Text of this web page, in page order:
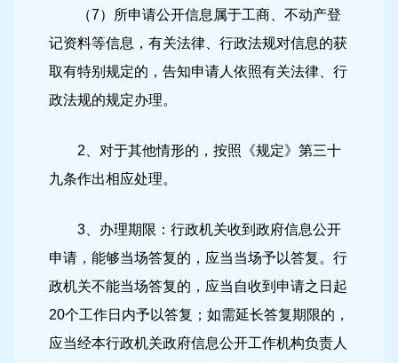
（7）所申请公开信息属于工商、不动产登
记资料等信息，有关法律、行政法规对信息的获
取有特别规定的，告知申请人依照有关法律、行
政法规的规定办理。
2、对于其他情形的，按照《规定》第三十
九条作出相应处理。
3、办理期限：行政机关收到政府信息公开
申请，能够当场答复的，应当当场予以答复。行
政机关不能当场答复的，应当自收到申请之日起
20个工作日内予以答复；如需延长答复期限的，
应当经本行政机关政府信息公开工作机构负责人